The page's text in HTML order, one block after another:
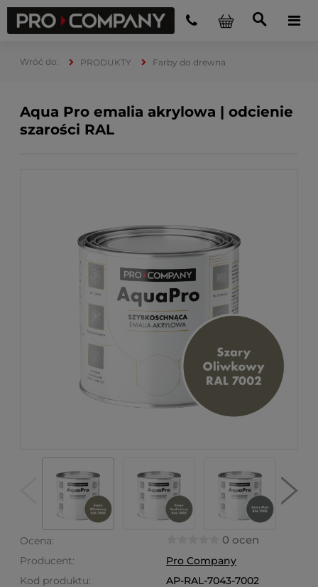
PRODUKTY Farby do drewna
Aqua Pro emalia akrylowa | odcienie
szarości RAL
Ocena: 0 ocen
Producent:
Pro Company
Kod produktu:
AP-RAL-7043-7002